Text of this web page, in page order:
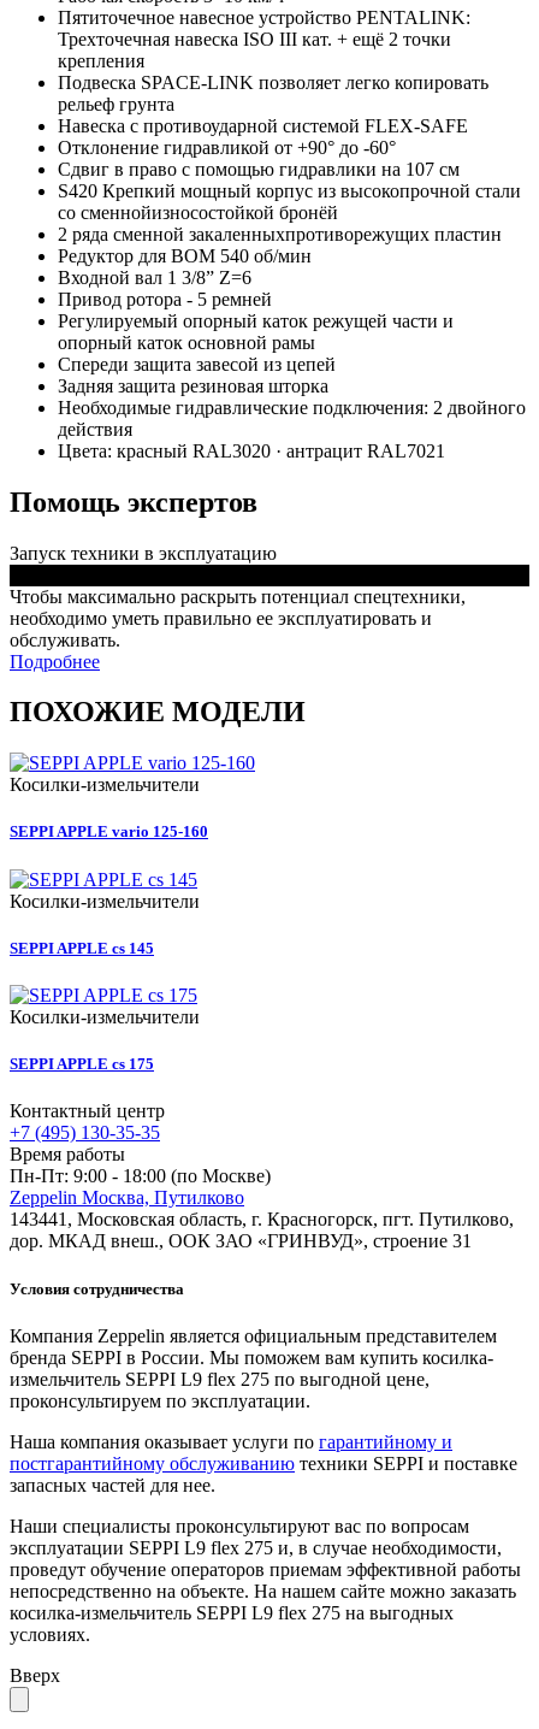
Пятиточечное навесное устройство PENTALINK:
Трехточечная навеска ISO III кат. + ещё 2 точки
крепления
Подвеска SPACE-LINK позволяет легко копировать
рельеф грунта
Навеска с противоударной системой FLEX-SAFE
Отклонение гидравликой от +90° до -60°
Сдвиг в право с помощью гидравлики на 107 см
S420 Крепкий мощный корпус из высокопрочной стали
со сменнойизносостойкой бронёй
2 ряда сменной закаленныхпротиворежущих пластин
Редуктор для ВОМ 540 об/мин
Входной вал 1 3/8” Z=6
Привод ротора - 5 ремней
Регулируемый опорный каток режущей части и
опорный каток основной рамы
Спереди защита завесой из цепей
Задняя защита резиновая шторка
Необходимые гидравлические подключения: 2 двойного
действия
Цвета: красный RAL3020 · антрацит RAL7021
Помощь экспертов
Запуск техники в эксплуатацию
Чтобы максимально раскрыть потенциал спецтехники,
необходимо уметь правильно ее эксплуатировать и
обслуживать.
Подробнее
ПОХОЖИЕ МОДЕЛИ
Косилки-измельчители
SEPPI APPLE vario 125-160
Косилки-измельчители
SEPPI APPLE cs 145
Косилки-измельчители
SEPPI APPLE cs 175
Контактный центр
+7 (495) 130-35-35
Время работы
Пн-Пт: 9:00 - 18:00 (по Москве)
Zeppelin Москва, Путилково
143441, Московская область, г. Красногорск, пгт. Путилково,
дор. МКАД внеш., ООК ЗАО «ГРИНВУД», строение 31
Условия сотрудничества
Компания Zeppelin является официальным представителем
бренда SEPPI в России. Мы поможем вам купить косилка-
измельчитель SEPPI L9 flex 275 по выгодной цене,
проконсультируем по эксплуатации.
Наша компания оказывает услуги по гарантийному и
постгарантийному обслуживанию техники SEPPI и поставке
запасных частей для нее.
Наши специалисты проконсультируют вас по вопросам
эксплуатации SEPPI L9 flex 275 и, в случае необходимости,
проведут обучение операторов приемам эффективной работы
непосредственно на объекте. На нашем сайте можно заказать
косилка-измельчитель SEPPI L9 flex 275 на выгодных
условиях.
Вверх